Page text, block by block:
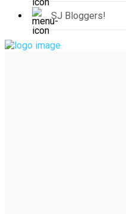
SJ Bloggers!